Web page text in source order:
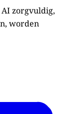
zorgvuldig,
worden